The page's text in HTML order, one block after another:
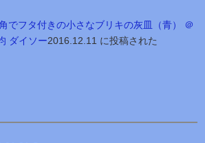
でフタ付きの小さなブリキの灰皿（青） ＠
ダイソー2016.12.11 に投稿された